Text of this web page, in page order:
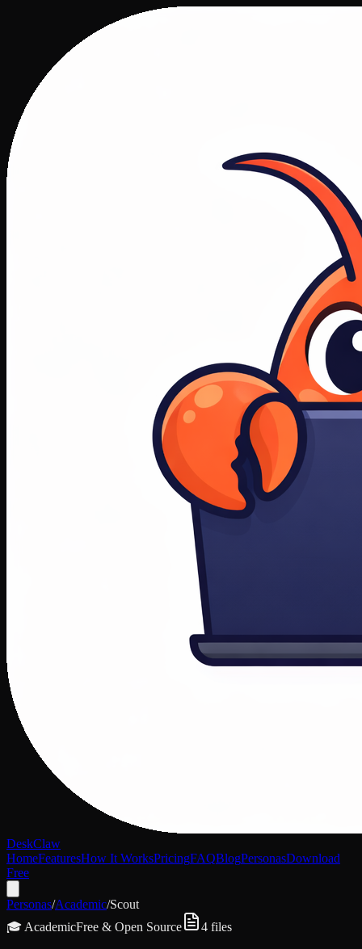
DeskClaw
HomeFeaturesHow It WorksPricingFAQBlogPersonasDownload
Free
Personas/Academic/Scout
🎓 AcademicFree & Open Source 4 files